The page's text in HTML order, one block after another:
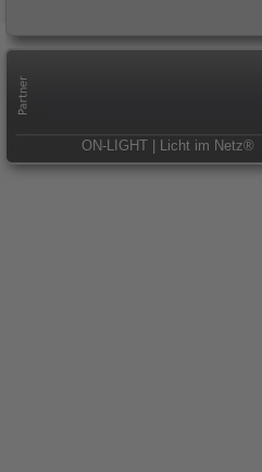
ON-LIGHT | Licht im Netz®